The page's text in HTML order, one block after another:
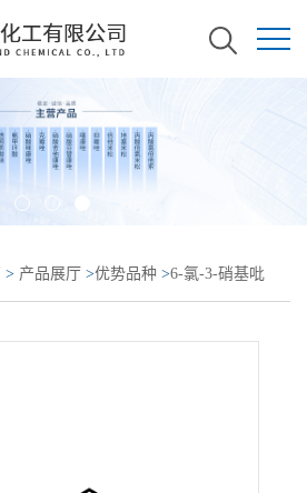
> 产品展厅 >优势品种 >6-氯-3-硝基吡